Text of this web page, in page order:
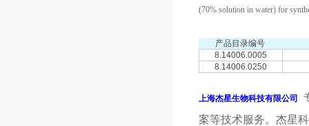
(70% solution in water) for
产品目录编号
8.14006.0005
8.14006.0250
上海杰星生物科技有限公司
案等技术服务。杰星